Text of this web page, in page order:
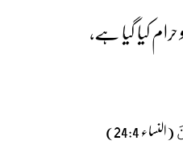
کیا گیا ہے،
(النساء 24:4)